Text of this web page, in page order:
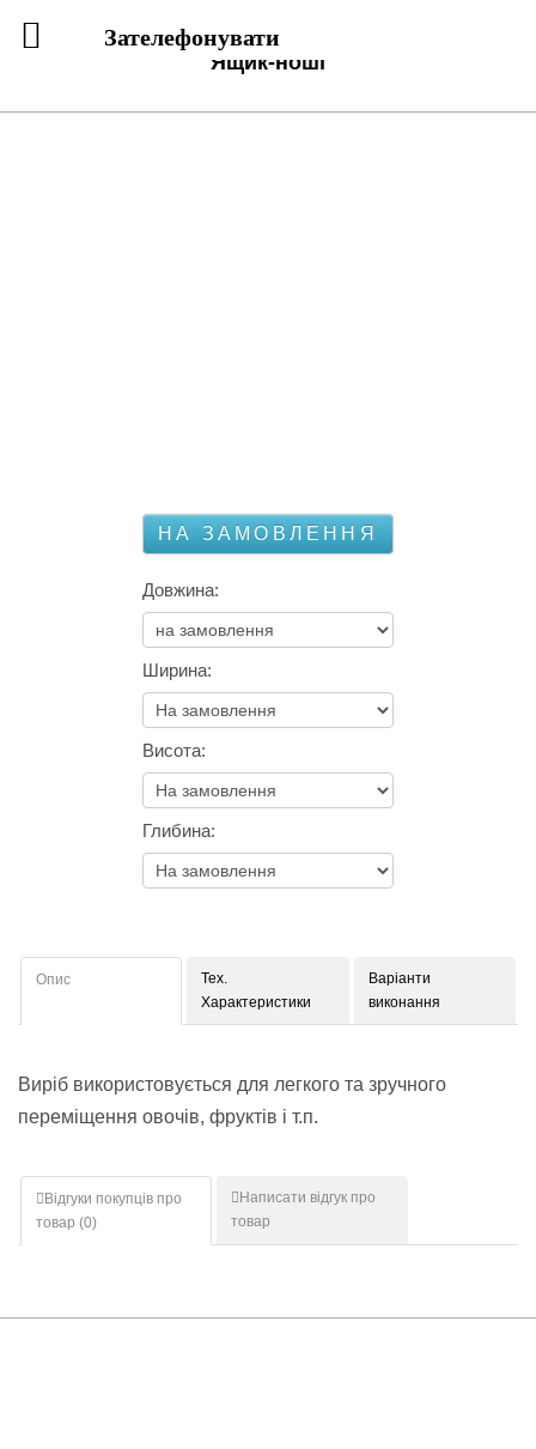
Ящик-ноші
НА ЗАМОВЛЕННЯ
Довжина:
Ширина:
Висота:
Глибина:
Опис
Тех.
Характеристики
Варіанти
виконання
Виріб використовується для легкого та зручного
переміщення овочів, фруктів і т.п.
Відгуки покупців про
товар (0)
Написати відгук про
товар
Зателефонувати